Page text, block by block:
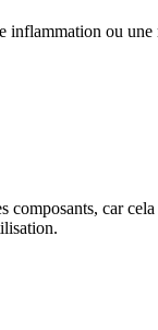
ou
car